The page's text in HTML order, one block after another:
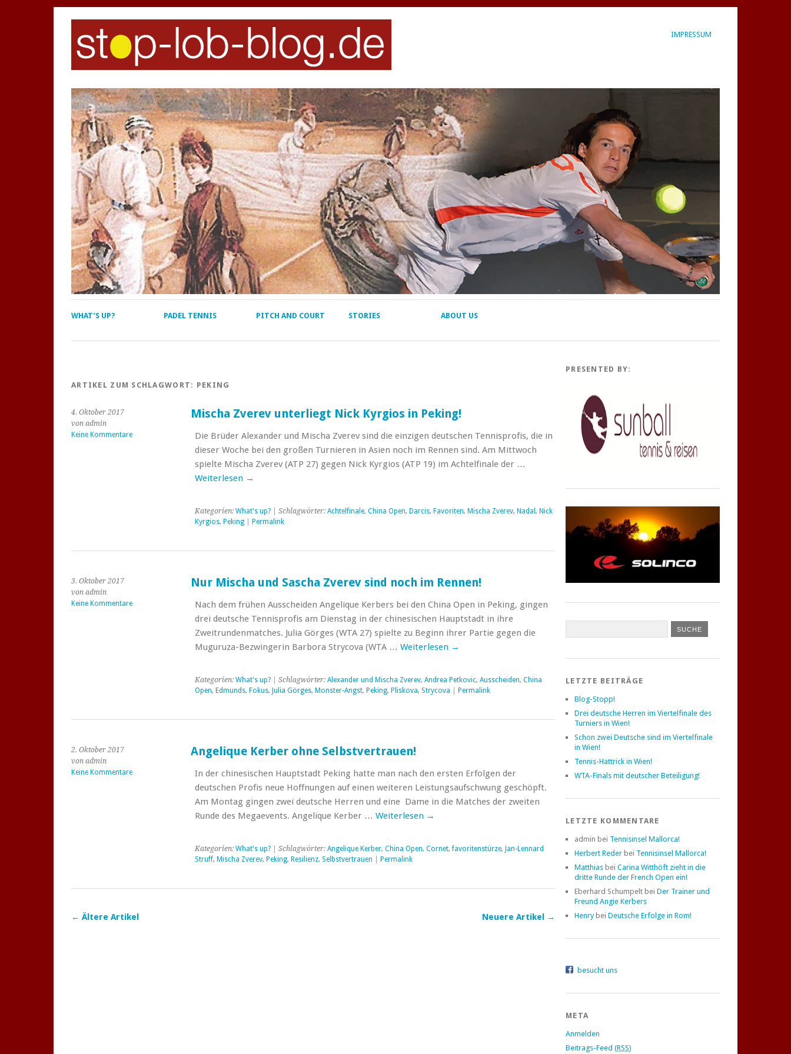
IMPRESSUM
WHAT’S UP? PADEL TENNIS PITCH AND COURT STORIES ABOUT US
ARTIKEL ZUM SCHLAGWORT: PEKING
4. Oktober 2017
von admin
Keine Kommentare
Mischa Zverev unterliegt Nick Kyrgios in Peking!
Die Brüder Alexander und Mischa Zverev sind die einzigen deutschen Tennisprofis, die in
dieser Woche bei den großen Turnieren in Asien noch im Rennen sind. Am Mittwoch
spielte Mischa Zverev (ATP 27) gegen Nick Kyrgios (ATP 19) im Achtelfinale der …
Weiterlesen →
Kategorien: What's up?| Schlagwörter: Achtelfinale, China Open, Darcis, Favoriten, Mischa Zverev, Nadal , Nick
Kyrgios, Peking| Permalink
3. Oktober 2017
von admin
Keine Kommentare
Nur Mischa und Sascha Zverev sind noch im Rennen!
Nach dem frühen Ausscheiden Angelique Kerbers bei den China Open in Peking, gingen
drei deutsche Tennisprofis am Dienstag in der chinesischen Hauptstadt in ihre
Zweitrundenmatches. Julia Görges (WTA 27) spielte zu Beginn ihrer Partie gegen die
Muguruza-Bezwingerin Barbora Strycova (WTA … Weiterlesen →
Kategorien: What's up?| Schlagwörter: Alexander und Mischa Zverev, Andrea Petkovic, Ausscheiden, China
Open, Edmunds, Fokus, Julia Görges, Monster-Angst, Peking, Pliskova, Strycova Permalink
2. Oktober 2017
von admin
Keine Kommentare
Angelique Kerber ohne Selbstvertrauen!
In der chinesischen Hauptstadt Peking hatte man nach den ersten Erfolgen der
deutschen Profis neue Hoffnungen auf einen weiteren Leistungsaufschwung geschöpft.
Am Montag gingen zwei deutsche Herren und eine Dame in die Matches der zweiten
Runde des Megaevents. Angelique Kerber … Weiterlesen →
Kategorien: What's up?| Schlagwörter: Angelique Kerber, China Open, Cornet,favoritenstürze, Jan-Lennard
Struff, Mischa Zverev, Peking, Resilienz, Selbstvertrauen Permalink
← Ältere Artikel Neuere Artikel →
PRESENTED BY:
LETZTE BEITRÄGE
Blog-Stopp!
Drei deutsche Herren im Viertelfinale des
Turniers in Wien!
Schon zwei Deutsche sind im Viertelfinale
in Wien!
Tennis-Hattrick in Wien!
WTA-Finals mit deutscher Beteiligung!
LETZTE KOMMENTARE
admin bei Tennisinsel Mallorca!
Herbert Reder bei Tennisinsel Mallorca!
Matthias bei Carina Witthöft zieht in die
dritte Runde der French Open ein!
Eberhard Schumpelt bei Der Trainer und
Freund Angie Kerbers
Henry bei Deutsche Erfolge in Rom!
besucht uns
META
Anmelden
Beitrags-Feed (RSS)